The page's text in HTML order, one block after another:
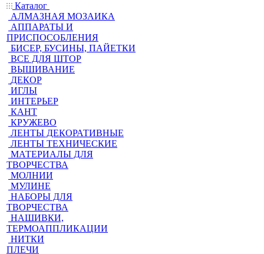
Каталог
АЛМАЗНАЯ МОЗАИКА
АППАРАТЫ И
ПРИСПОСОБЛЕНИЯ
БИСЕР, БУСИНЫ, ПАЙЕТКИ
ВСЕ ДЛЯ ШТОР
ВЫШИВАНИЕ
ДЕКОР
ИГЛЫ
ИНТЕРЬЕР
КАНТ
КРУЖЕВО
ЛЕНТЫ ДЕКОРАТИВНЫЕ
ЛЕНТЫ ТЕХНИЧЕСКИЕ
МАТЕРИАЛЫ ДЛЯ
ТВОРЧЕСТВА
МОЛНИИ
МУЛИНЕ
НАБОРЫ ДЛЯ
ТВОРЧЕСТВА
НАШИВКИ,
ТЕРМОАППЛИКАЦИИ
НИТКИ
ПЛЕЧИ